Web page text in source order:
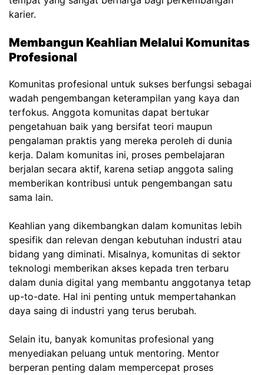
karier.
Membangun Keahlian Melalui Komunitas
Profesional
Komunitas profesional untuk sukses berfungsi sebagai
wadah pengembangan keterampilan yang kaya dan
terfokus. Anggota komunitas dapat bertukar
pengetahuan baik yang bersifat teori maupun
pengalaman praktis yang mereka peroleh di dunia
kerja. Dalam komunitas ini, proses pembelajaran
berjalan secara aktif, karena setiap anggota saling
memberikan kontribusi untuk pengembangan satu
sama lain.
Keahlian yang dikembangkan dalam komunitas lebih
spesifik dan relevan dengan kebutuhan industri atau
bidang yang diminati. Misalnya, komunitas di sektor
teknologi memberikan akses kepada tren terbaru
dalam dunia digital yang membantu anggotanya tetap
up-to-date. Hal ini penting untuk mempertahankan
daya saing di industri yang terus berubah.
Selain itu, banyak komunitas profesional yang
menyediakan peluang untuk mentoring. Mentor
berperan penting dalam mempercepat proses